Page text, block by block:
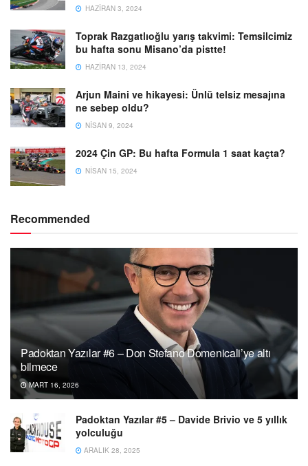
HAZIRAN 3, 2024
Toprak Razgatlıoğlu yarış takvimi: Temsilcimiz
bu hafta sonu Misano’da pistte!
HAZIRAN 13, 2024
Arjun Maini ve hikayesi: Ünlü telsiz mesajına
ne sebep oldu?
NISAN 9, 2024
2024 Çin GP: Bu hafta Formula 1 saat kaçta?
NISAN 15, 2024
Recommended
Padoktan Yazılar #6 – Don Stefano Domenicali’ye altı
bilmece
MART 16, 2026
Padoktan Yazılar #5 – Davide Brivio ve 5 yıllık
yolculuğu
ARALIK 28, 2025